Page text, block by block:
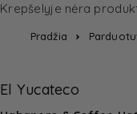
Krepšelyje nėra
Pradžia
El Yucateco